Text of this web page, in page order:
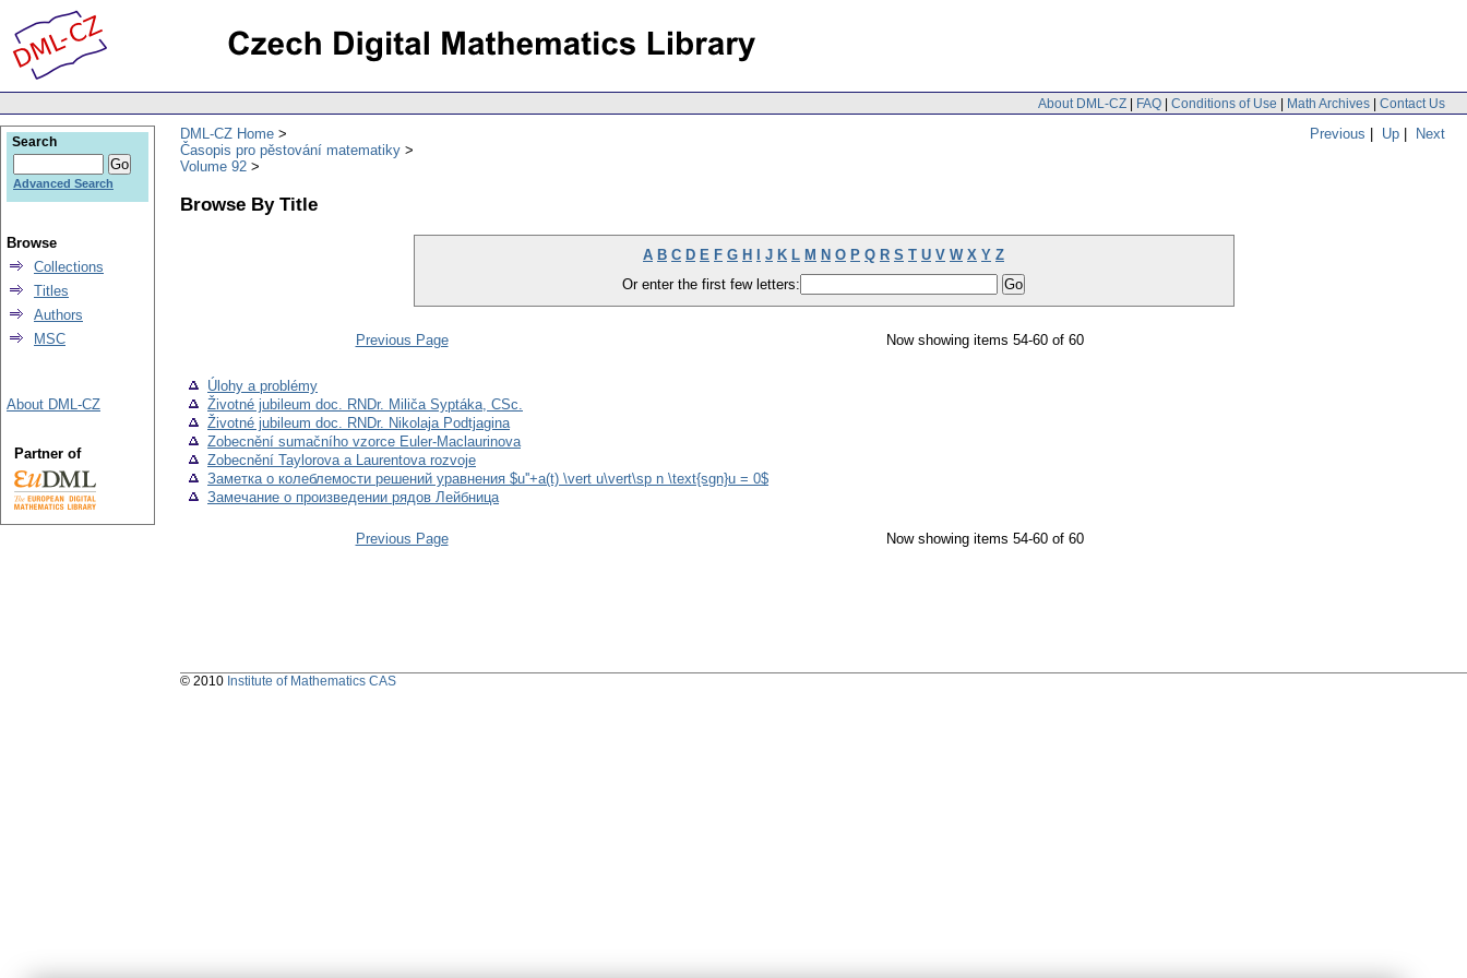
About DML-CZ | FAQ | Conditions of Use | Math Archives | Contact Us
Previous | Up | Next
DML-CZ Home
Časopis pro pěstování matematiky
Volume 92
Browse By Title
A B C D E F G H J K L M N O P Q R S T U V W X Y Z
Or enter the first few letters:
Previous Page Now showing items 54-60 of 60
Úlohy a problémy
Životné jubileum doc. RNDr. Miliča Syptáka, CSc.
Životné jubileum doc. RNDr. Nikolaja Podtjagina
Zobecnění sumačního vzorce Euler-Maclaurinova
Zobecnění Taylorova a Laurentova rozvoje
Заметка о колеблемости решений уравнения $u''+a(t) \vert u\vert\sp n \text{sgn}u = 0$
Замечание о произведении рядов Лейбница
Previous Page Now showing items 54-60 of 60
Search
Advanced Search
Browse
Collections
Titles
Authors
MSC
About DML-CZ
Partner of
© 2010 Institute of Mathematics CAS